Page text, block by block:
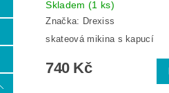
Skladem (1 ks)
Značka: Drexiss
skateová mikina s kapucí
740 Kč